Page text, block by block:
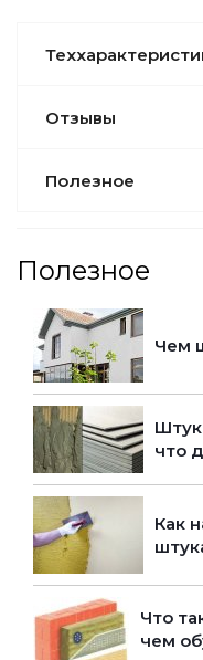
Отзывы
Полезное
Полезное
Чем
что
Как
Что
чем